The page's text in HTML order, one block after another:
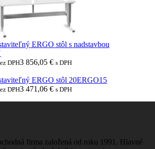
ERGO stôl s nadstavbou
DPH3 856,05 € s DPH
ERGO stôl 20ERGO15
DPH3 471,06 € s DPH
firma založená od roku 1991. Hlavné